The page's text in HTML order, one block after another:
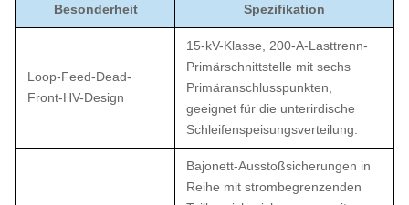
Besonderheit Spezifikation
Loop-Feed-Dead-
Front-HV-Design
15-kV-Klasse, 200-A-Lasttrenn-
Primärschnittstelle mit sechs
Primäranschlusspunkten,
geeignet für die unterirdische
Schleifenspeisungsverteilung.
Bajonett-Ausstoßsicherungen in
Reihe mit strombegrenzenden